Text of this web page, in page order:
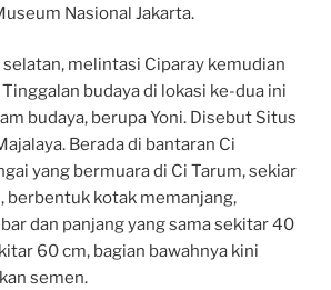
Nasional Jakarta.
melintasi Ciparay kemudian
Tinggalan budaya di lokasi ke-dua ini
budaya, berupa Yoni. Disebut Situs
Berada di bantaran Ci
yang bermuara di Ci Tarum, sekiar
berbentuk kotak memanjang,
dan panjang yang sama sekitar 40
60 cm, bagian bawahnya kini
semen.